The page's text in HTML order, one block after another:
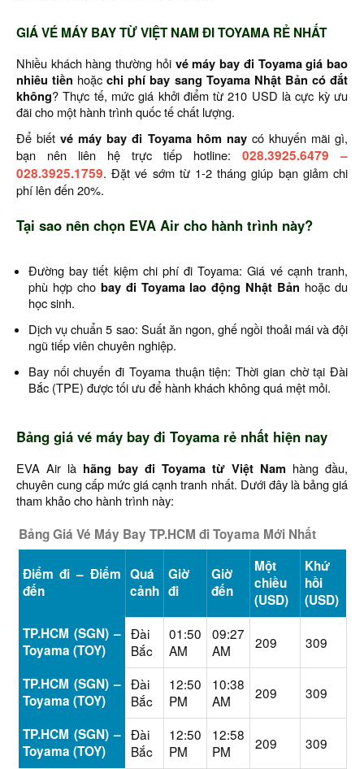
GIÁ VÉ MÁY BAY TỪ VIỆT NAM ĐI TOYAMA RẺ NHẤT
Nhiều khách hàng thường hỏivé máy bay đi Toyama giá bao
nhiêu tiền hoặc chi phí bay sang Toyama Nhật Bản có đắt
không? Thực tế, mức giá khởi điểm từ 210 USD là cực kỳ ưu
đãi cho một hành trình quốc tế chất lượng.
Để biết vé máy bay đi Toyama hôm naycó khuyến mãi gì,
bạn nên liên hệ trực tiếp hotline: 028.3925.6479
–
028.3925.1759. Đặt vé sớm từ 1-2 tháng giúp bạn giảm chi
phí lên đến 20%.
Tại sao nên chọn EVA Air cho hành trình này?
Đường bay tiết kiệm chi phí đi Toyama: Giá vé cạnh tranh,
phù hợp chobay đi Toyama lao động Nhật Bản hoặc du
học sinh.
Dịch vụ chuẩn 5 sao: Suất ăn ngon, ghế ngồi thoải mái và đội
ngũ tiếp viên chuyên nghiệp.
Bay nối chuyến đi Toyama thuận tiện: Thời gian chờ tại Đài
Bắc (TPE) được tối ưu để hành khách không quá mệt mỏi.
Bảng giá vé máy bay đi Toyama rẻ nhất hiện nay
EVA Air là hãng bay đi Toyama từ Việt Nam hàng đầu,
chuyên cung cấp mức giá cạnh tranh nhất. Dưới đây là bảng giá
tham khảo cho hành trình này:
Bảng Giá Vé Máy Bay TP.HCM đi Toyama Mới Nhất
Điểm đi – Điểm
đến
Quá
cảnh
Giờ
đi
Giờ
đến
Một
chiều
(USD)
Khứ
hồi
(USD)
TP.HCM (SGN) –
Toyama (TOY)
Đài
Bắc
01:50
AM
09:27
AM
209 309
TP.HCM (SGN) –
Toyama (TOY)
Đài
Bắc
12:50
PM
10:38
AM
209 309
TP.HCM (SGN) –
Toyama (TOY)
Đài
Bắc
12:50
PM
12:58
PM
209 309